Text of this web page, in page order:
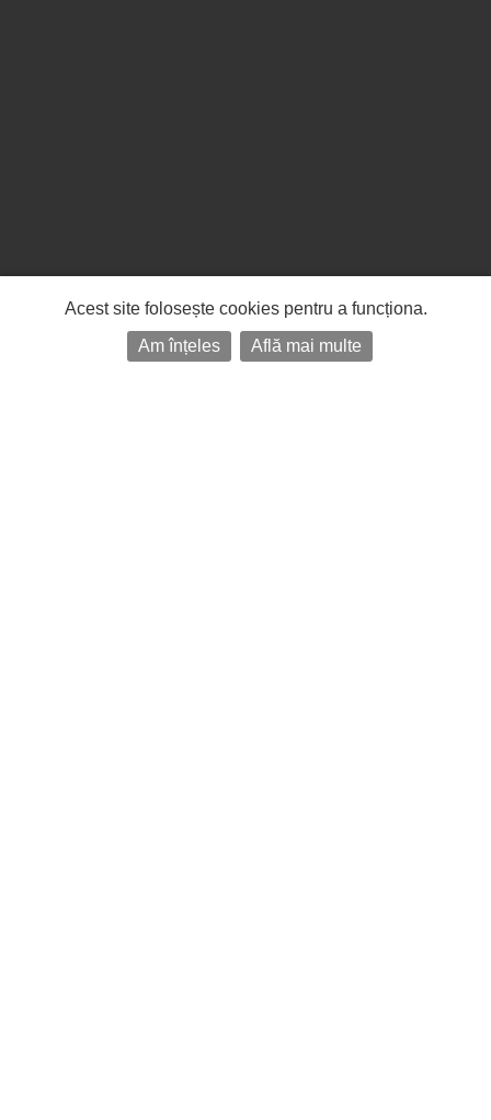
Acest site folosește cookies pentru a funcționa.
Am înțeles
Află mai multe